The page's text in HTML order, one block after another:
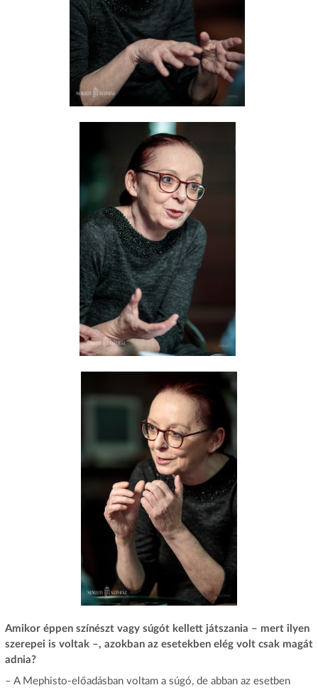
Amikor éppen színészt vagy súgót kellett játszania – mert ilyen
szerepei is voltak –, azokban az esetekben elég volt csak magát
adnia?
– A Mephisto-előadásban voltam a súgó, de abban az esetben